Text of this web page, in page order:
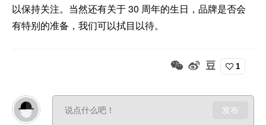
以保持关注。当然还有关于 30 周年的生日，品牌是否会
有特别的准备，我们可以拭目以待。
1
发布